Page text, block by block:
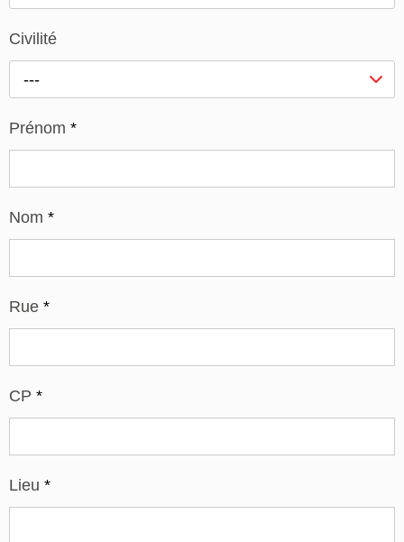
Civilité
---
Prénom *
Nom *
Rue *
CP *
Lieu *